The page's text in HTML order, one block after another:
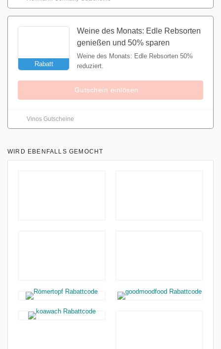
Rabatt
Weine des Monats: Edle Rebsorten
genießen und 50% sparen
Weine des Monats: Edle Rebsorten 50%
reduziert.
Gutschein einlösen
Vinos Gutscheine
WIRD EBENFALLS GEMOCHT